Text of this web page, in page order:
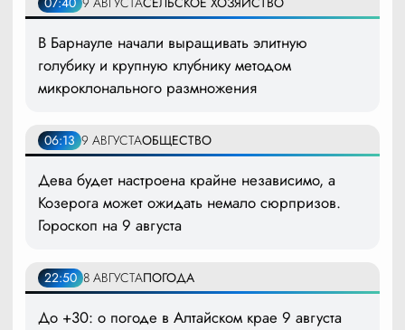
В Барнауле начали выращивать элитную
голубику и крупную клубнику методом
микроклонального размножения
06:13 9 АВГУСТАОБЩЕСТВО
Дева будет настроена крайне независимо, а
Козерога может ожидать немало сюрпризов.
Гороскоп на 9 августа
22:50 8 АВГУСТАПОГОДА
До +30: о погоде в Алтайском крае 9 августа